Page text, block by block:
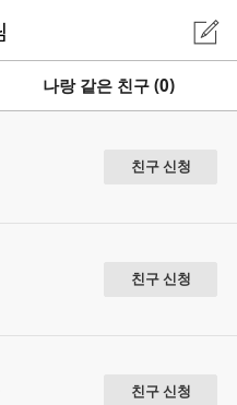
나랑 같은 친구 (0)
친구 신청
친구 신청
친구 신청